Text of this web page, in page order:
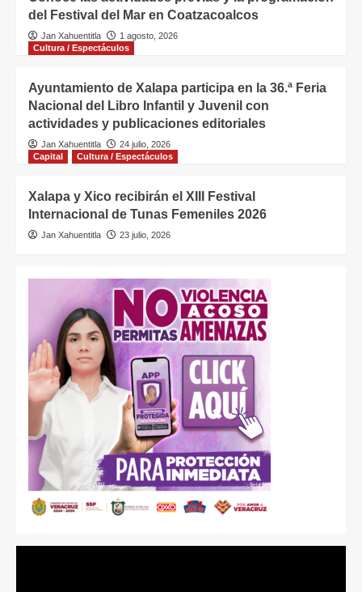
del Festival del Mar en Coatzacoalcos
Jan Xahuentitla
1 agosto, 2026
Cultura / Espectáculos
Ayuntamiento de Xalapa participa en la 36.ª Feria
Nacional del Libro Infantil y Juvenil con
actividades y publicaciones editoriales
Jan Xahuentitla
24 julio, 2026
Capital
Cultura / Espectáculos
Xalapa y Xico recibirán el XIII Festival
Internacional de Tunas Femeniles 2026
Jan Xahuentitla 23 julio, 2026